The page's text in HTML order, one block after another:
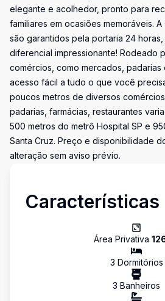
elegante e acolhedor, pronto para
familiares em ocasiões memoráveis.
são garantidos pela portaria 24
diferencial impressionante! Rodeado
comércios, como mercados,
acesso fácil a tudo o que você
poucos metros de diversos
padarias, farmácias, restaurantes
500 metros do metrô Hospital SP e
Santa Cruz. Preço e disponibilidade
alteração sem aviso prévio.
Características
Área Privativa
3 Dormitórios
3 Banheiros